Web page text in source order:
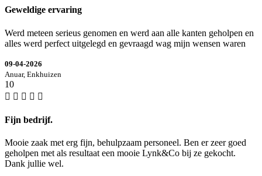
Geweldige ervaring
Werd meteen serieus genomen en werd aan alle kanten geholpen en
alles werd perfect uitgelegd en gevraagd wag mijn wensen waren
09-04-2026
Anuar, Enkhuizen
10
Fijn bedrijf.
Mooie zaak met erg fijn, behulpzaam personeel. Ben er zeer goed
geholpen met als resultaat een mooie Lynk&Co bij ze gekocht.
Dank jullie wel.